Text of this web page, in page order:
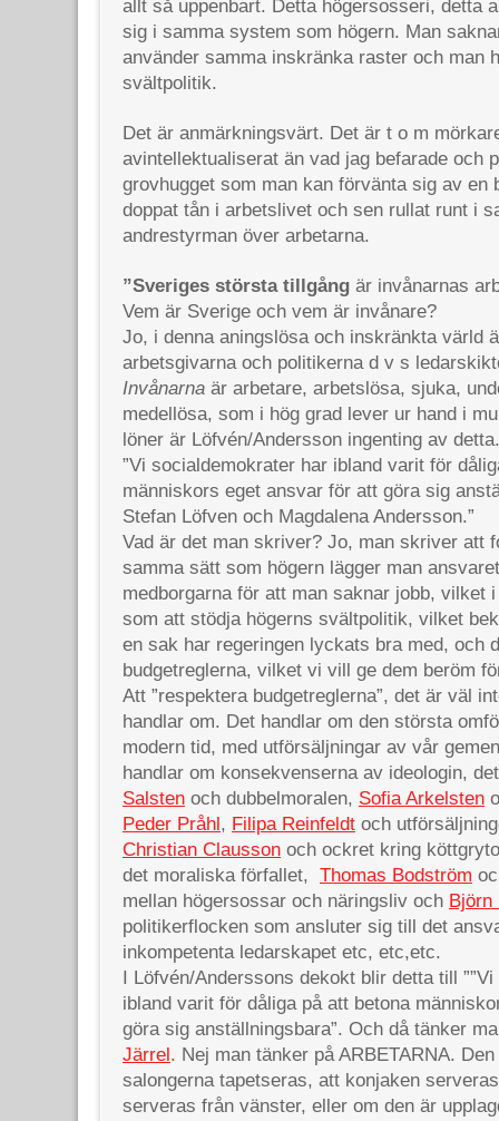
allt så uppenbart. Detta högersosseri, detta
sig i samma system som högern. Man
använder samma inskränka raster och man
svältpolitik.
Det är anmärkningsvärt. Det är t o m
avintellektualiserat än vad jag befarade och
grovhugget som man kan förvänta sig av en
doppat tån i arbetslivet och sen rullat runt i
andrestyrman över arbetarna.
”Sveriges största tillgång är invånarnas
Vem är Sverige och vem är invånare?
Jo, i denna aningslösa och inskränkta värld
arbetsgivarna och politikerna d v s
Invånarna är arbetare, arbetslösa, sjuka,
medellösa, som i hög grad lever ur hand i
löner är Löfvén/Andersson ingenting av detta.
”Vi socialdemokrater har ibland varit för
människors eget ansvar för att göra sig
Stefan Löfven och Magdalena Andersson.”
Vad är det man skriver? Jo, man skriver att
samma sätt som högern lägger man
medborgarna för att man saknar jobb, vilket
som att stödja högerns svältpolitik, vilket
en sak har regeringen lyckats bra med, och
budgetreglerna, vilket vi vill ge dem beröm
Att ”respektera budgetreglerna”, det är väl
handlar om. Det handlar om den största
modern tid, med utförsäljningar av vår
handlar om konsekvenserna av ideologin,
Salsten och dubbelmoralen, Sofia Arkelsten
Peder Pråhl, Filipa Reinfeldt och
Christian Clausson och ockret kring
det moraliska förfallet, Thomas Bodström
mellan högersossar och näringsliv och Björn
politikerflocken som ansluter sig till det
inkompetenta ledarskapet etc, etc,etc.
I Löfvén/Anderssons dekokt blir detta till
ibland varit för dåliga på att betona
göra sig anställningsbara”. Och då tänker
Järrel. Nej man tänker på ARBETARNA.
salongerna tapetseras, att konjaken
serveras från vänster, eller om den är